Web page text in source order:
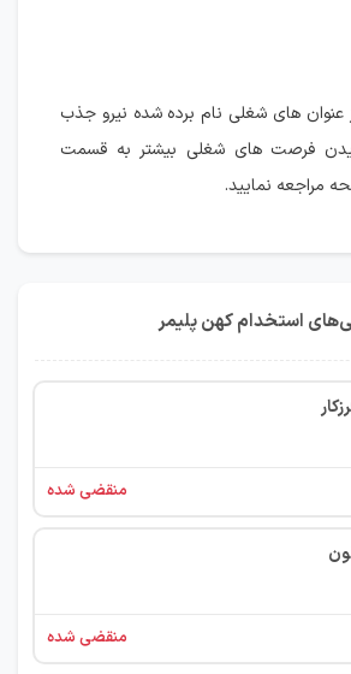
عنوان های شغلی نام برده شده نیرو جذب
فرصت های شغلی بیشتر به قسمت
مراجعه نمایید.
استخدام کهن پلیمر
منقضی شده
منقضی شده